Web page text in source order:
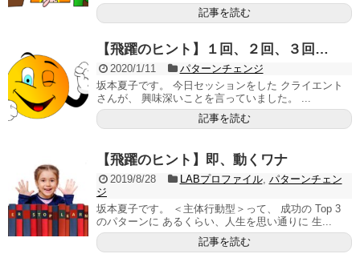
記事を読む
【飛躍のヒント】１回、２回、３回…
2020/1/11
パターンチェンジ
坂本夏子です。 今日セッションをした クライエント
さんが、 興味深いことを言っていました。 ...
記事を読む
【飛躍のヒント】即、動くワナ
2019/8/28 LABプロファイル, パターンチェン
ジ
坂本夏子です。 ＜主体行動型＞って、 成功の Top 3
のパターンに あるくらい、人生を思い通りに 生...
記事を読む